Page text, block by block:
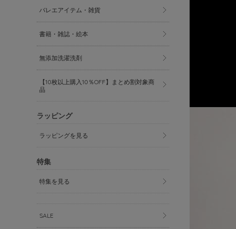
バレエアイテム・雑貨
書籍・雑誌・絵本
無添加洗濯洗剤
【10枚以上購入10％OFF】まとめ割対象商
品
ラッピング
ラッピングを見る
特集
特集を見る
SALE